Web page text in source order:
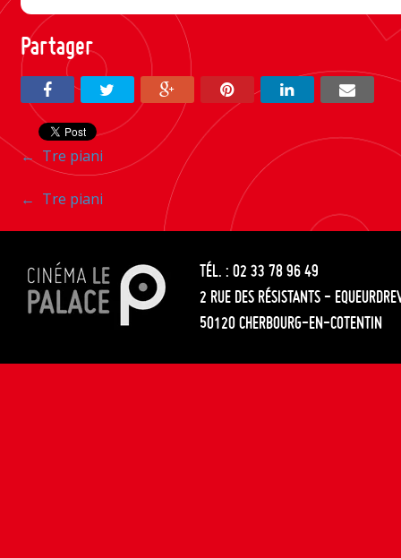
Partager
Navigation
entre
les
articles
← Tre piani
Navigation
entre
les
articles
← Tre piani
TÉL. : 02 33 78 96 49
2 RUE DES RÉSISTANTS -
50120 CHERBOURG-EN-COTENTIN